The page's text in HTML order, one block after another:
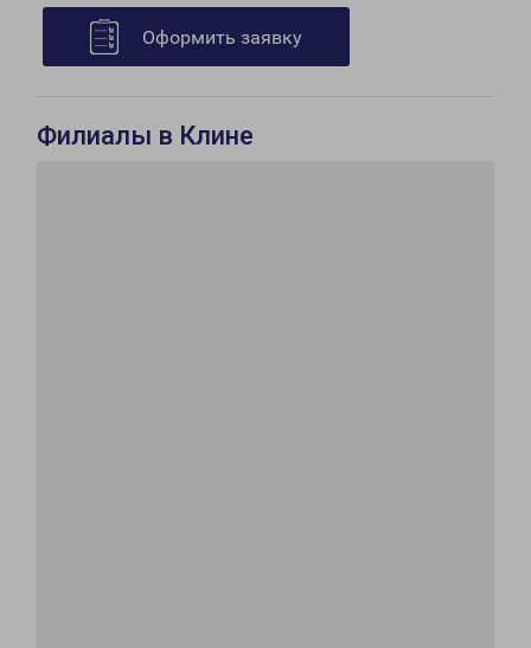
Оформить заявку
Филиалы в Клине